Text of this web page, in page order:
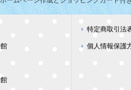
特定商取引法
個人情報保護